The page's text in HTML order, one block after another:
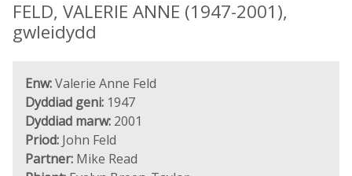
FELD, VALERIE ANNE (1947-2001),
gwleidydd
Enw:Valerie Anne Feld
Dyddiad geni: 1947
Dyddiad marw: 2001
Priod: John Feld
Partner: Mike Read